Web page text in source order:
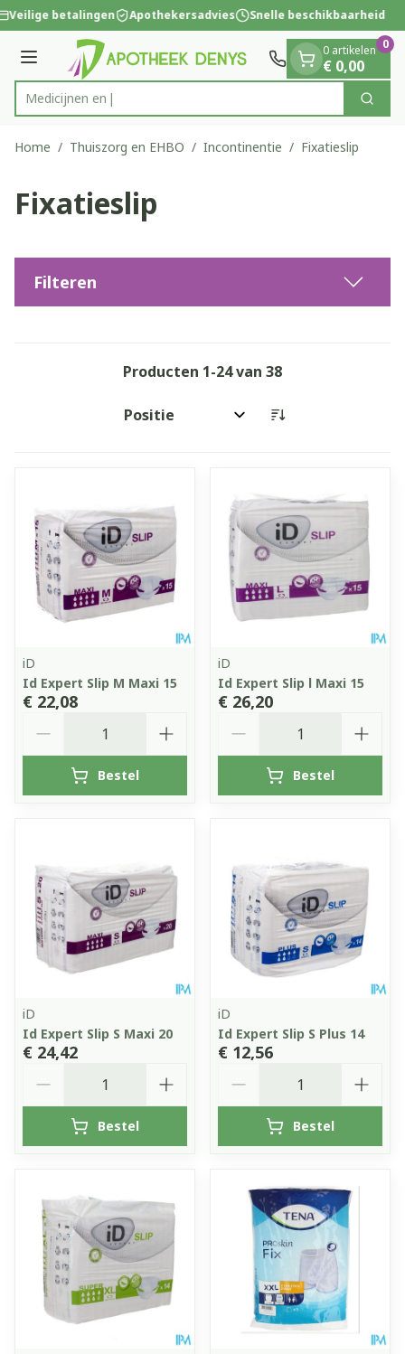
Ga naar de inhoud
1 van 1
Veilige betalingen Apothekersadvies Snelle beschikbaarheid
Menu
Product, merk, categorie... Zoek
0 artikelen
€ 0,00
0
Home / Thuiszorg en EHBO / Incontinentie / Fixatieslip
Fixatieslip
Filteren
Producten 1-24van 38
Sorteer op:
iD
Id Expert Slip M Maxi 15
€ 22,08
Bestel
iD
Id Expert Slip l Maxi 15
€ 26,20
Bestel
iD
Id Expert Slip S Maxi 20
€ 24,42
Bestel
iD
Id Expert Slip S Plus 14
€ 12,56
Bestel